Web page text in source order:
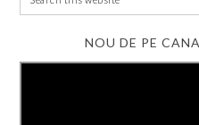
NOU DE PE